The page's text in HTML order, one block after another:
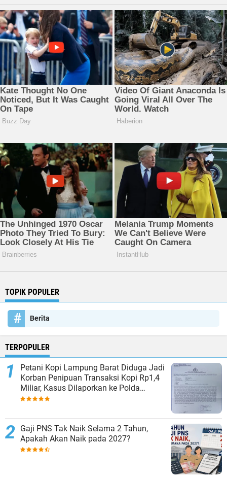
TOPIK POPULER
Berita
TERPOPULER
Petani Kopi Lampung Barat Diduga Jadi
Korban Penipuan Transaksi Kopi Rp1,4
Miliar, Kasus Dilaporkan ke Polda
Lampung
Gaji PNS Tak Naik Selama 2 Tahun,
Apakah Akan Naik pada 2027?